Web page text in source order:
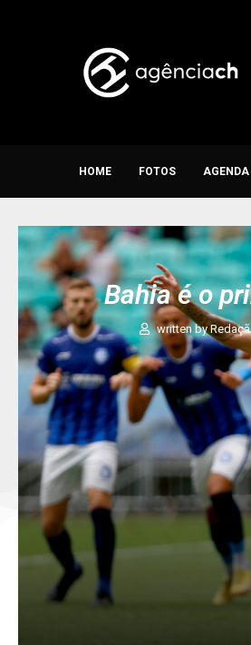
HOME FOTOS AGENDA
Bahia é o
written by